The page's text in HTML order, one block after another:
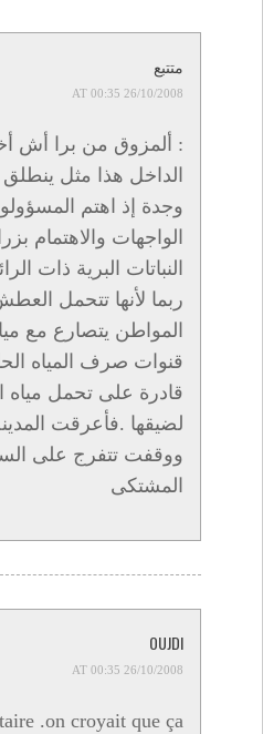
متتبع
26/10/2008 AT 00:35
: ألمزوق من برا أش
الداخل هذا مثل
وجدة إذ اهتم
الواجهات والاهتمام
النباتات البرية ذات
ربما لأنها تتحمل
المواطن يتصارع مع
قنوات صرف المياه
قادرة على تحمل مياه
لضيقها .فأعرقت
ووقفت تتفرج على
المشتكى
OUJDI
26/10/2008 AT 00:35
.on croyait que ça